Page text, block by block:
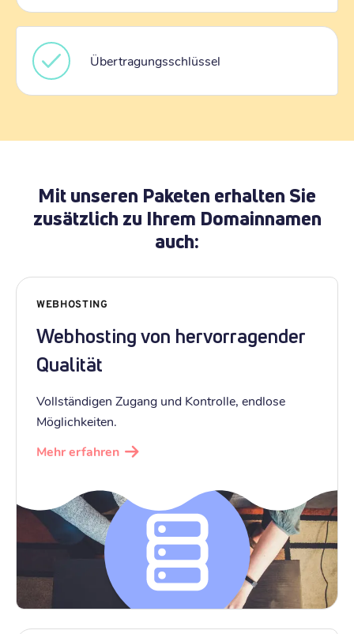
Übertragungsschlüssel
Mit unseren Paketen erhalten Sie
zusätzlich zu Ihrem Domainnamen
auch:
WEBHOSTING
Webhosting von hervorragender
Qualität
Vollständigen Zugang und Kontrolle, endlose
Möglichkeiten.
Mehr erfahren